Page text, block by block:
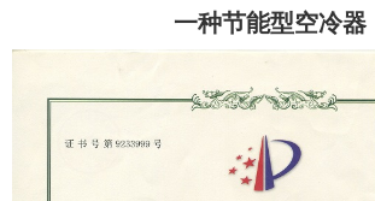
一种节能型空冷器